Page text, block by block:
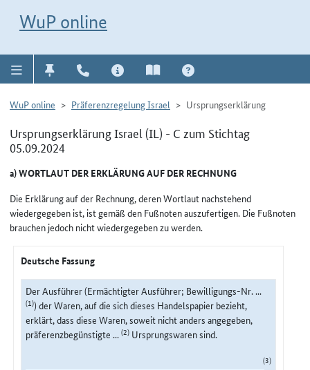
WuP online
WuP online Präferenzregelung Israel Ursprungserklärung
Ursprungserklärung Israel (IL) - C zum Stichtag
05.09.2024
a) WORTLAUT DER ERKLÄRUNG AUF DER RECHNUNG
Die Erklärung auf der Rechnung, deren Wortlaut nachstehend
wiedergegeben ist, ist gemäß den Fußnoten auszufertigen. Die Fußnoten
brauchen jedoch nicht wiedergegeben zu werden.
Deutsche Fassung
Der Ausführer (Ermächtigter Ausführer; Bewilligungs-Nr. ...
(1)) der Waren, auf die sich dieses Handelspapier bezieht,
erklärt, dass diese Waren, soweit nicht anders angegeben,
präferenzbegünstigte ...(2) Ursprungswaren sind.
(3)